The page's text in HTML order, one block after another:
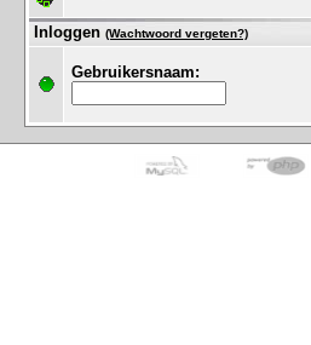
Inloggen (Wachtwoord vergeten?)
Gebruikersnaam: